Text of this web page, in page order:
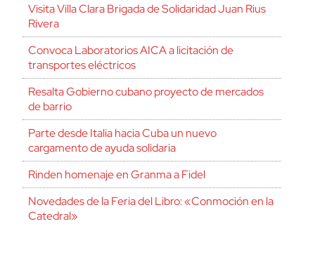
Visita Villa Clara Brigada de Solidaridad Juan Rius
Rivera
Convoca Laboratorios AICA a licitación de
transportes eléctricos
Resalta Gobierno cubano proyecto de mercados
de barrio
Parte desde Italia hacia Cuba un nuevo
cargamento de ayuda solidaria
Rinden homenaje en Granma a Fidel
Novedades de la Feria del Libro: «Conmoción en la
Catedral»